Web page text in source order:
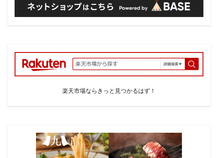
楽天市場ならきっと見つかるはず！